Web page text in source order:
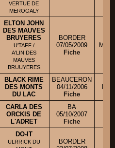
VERTUE DE
MEROGALY
ELTON JOHN
DES MAUVES
BRUYERES
U'TAFF /
A'LIN DES
MAUVES
BRUUYERES
BORDER
07/05/2009
Fiche
BLACK RIME
DES MONTS
DU LAC
BEAUCERON
04/11/2006
Fiche
CARLA DES
ORCKIS DE
L'ADRET
BA
05/10/2007
Fiche
DO-IT
ULRRICK DU
BORDER